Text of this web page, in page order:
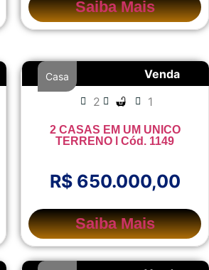
Saiba Mais
Venda
Casa
2 1
2 CASAS EM UM UNICO
TERRENO l Cód. 1149
R$ 650.000,00
Saiba Mais